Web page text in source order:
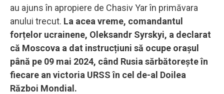
au ajuns în apropiere de Chasiv Yar în primăvara
anului trecut. La acea vreme, comandantul
forțelor ucrainene, Oleksandr Syrskyi, a declarat
că Moscova a dat instrucțiuni să ocupe orașul
până pe 09 mai 2024, când Rusia sărbătorește în
fiecare an victoria URSS în cel de-al Doilea
Război Mondial.